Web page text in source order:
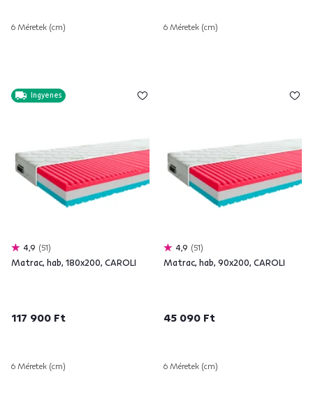
6 Méretek (cm) 6 Méretek (cm)
Ingyenes
4,9 51
Matrac, hab, 180x200, CAROLI
117 900 Ft
6 Méretek (cm)
4,9 51
Matrac, hab, 90x200, CAROLI
45 090 Ft
6 Méretek (cm)